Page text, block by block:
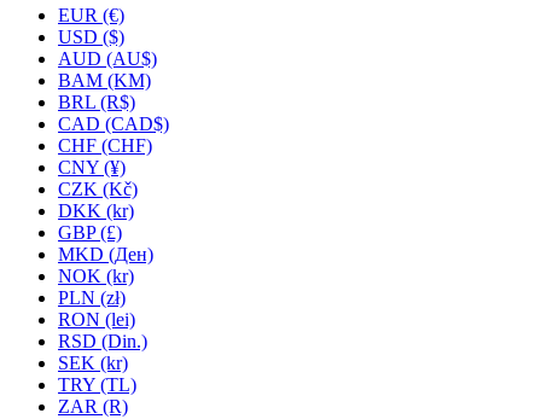
EUR (€)
USD ($)
AUD (AU$)
BAM (KM)
BRL (R$)
CAD (CAD$)
CHF (CHF)
CNY (¥)
CZK (Kč)
DKK (kr)
GBP (£)
MKD (Ден)
NOK (kr)
PLN (zł)
RON (lei)
RSD (Din.)
SEK (kr)
TRY (TL)
ZAR (R)